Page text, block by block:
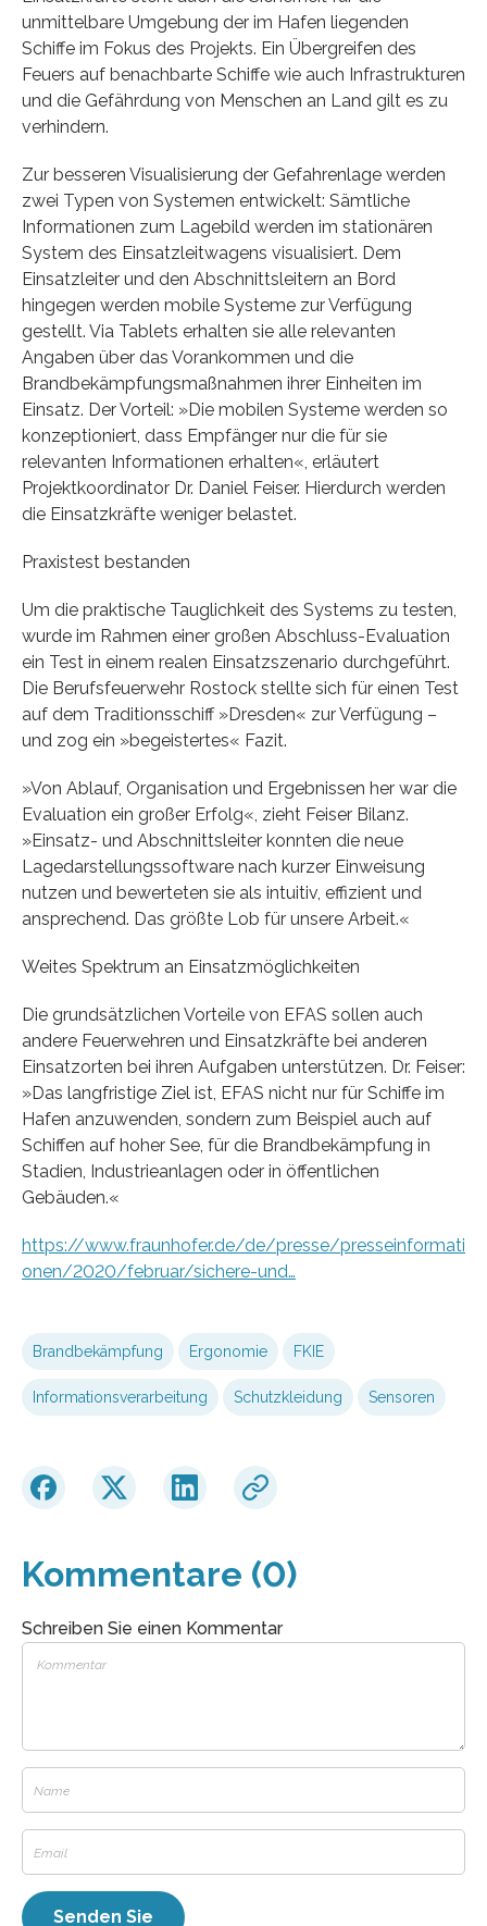
unmittelbare Umgebung der im Hafen liegenden
Schiffe im Fokus des Projekts. Ein Übergreifen des
Feuers auf benachbarte Schiffe wie auch Infrastrukturen
und die Gefährdung von Menschen an Land gilt es zu
verhindern.
Zur besseren Visualisierung der Gefahrenlage werden
zwei Typen von Systemen entwickelt: Sämtliche
Informationen zum Lagebild werden im stationären
System des Einsatzleitwagens visualisiert. Dem
Einsatzleiter und den Abschnittsleitern an Bord
hingegen werden mobile Systeme zur Verfügung
gestellt. Via Tablets erhalten sie alle relevanten
Angaben über das Vorankommen und die
Brandbekämpfungsmaßnahmen ihrer Einheiten im
Einsatz. Der Vorteil: »Die mobilen Systeme werden so
konzeptioniert, dass Empfänger nur die für sie
relevanten Informationen erhalten«, erläutert
Projektkoordinator Dr. Daniel Feiser. Hierdurch werden
die Einsatzkräfte weniger belastet.
Praxistest bestanden
Um die praktische Tauglichkeit des Systems zu testen,
wurde im Rahmen einer großen Abschluss-Evaluation
ein Test in einem realen Einsatzszenario durchgeführt.
Die Berufsfeuerwehr Rostock stellte sich für einen Test
auf dem Traditionsschiff »Dresden« zur Verfügung –
und zog ein »begeistertes« Fazit.
»Von Ablauf, Organisation und Ergebnissen her war die
Evaluation ein großer Erfolg«, zieht Feiser Bilanz.
»Einsatz- und Abschnittsleiter konnten die neue
Lagedarstellungssoftware nach kurzer Einweisung
nutzen und bewerteten sie als intuitiv, effizient und
ansprechend. Das größte Lob für unsere Arbeit.«
Weites Spektrum an Einsatzmöglichkeiten
Die grundsätzlichen Vorteile von EFAS sollen auch
andere Feuerwehren und Einsatzkräfte bei anderen
Einsatzorten bei ihren Aufgaben unterstützen. Dr. Feiser:
»Das langfristige Ziel ist, EFAS nicht nur für Schiffe im
Hafen anzuwenden, sondern zum Beispiel auch auf
Schiffen auf hoher See, für die Brandbekämpfung in
Stadien, Industrieanlagen oder in öffentlichen
Gebäuden.«
https://www.fraunhofer.de/de/presse/presseinformati
onen/2020/februar/sichere-und…
Brandbekämpfung Ergonomie FKIE
Informationsverarbeitung Schutzkleidung Sensoren
Kommentare (0)
Schreiben Sie einen Kommentar